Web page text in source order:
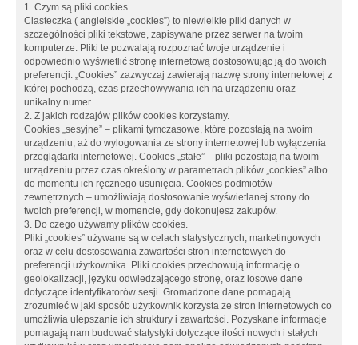
1. Czym są pliki cookies.
Ciasteczka ( angielskie „cookies”) to niewielkie pliki danych w
szczególności pliki tekstowe, zapisywane przez serwer na twoim
komputerze. Pliki te pozwalają rozpoznać twoje urządzenie i
odpowiednio wyświetlić stronę internetową dostosowując ją do twoich
preferencji. „Cookies” zazwyczaj zawierają nazwę strony internetowej z
której pochodzą, czas przechowywania ich na urządzeniu oraz
unikalny numer.
2. Z jakich rodzajów plików cookies korzystamy.
Cookies „sesyjne” – plikami tymczasowe, które pozostają na twoim
urządzeniu, aż do wylogowania ze strony internetowej lub wyłączenia
przeglądarki internetowej. Cookies „stałe” – pliki pozostają na twoim
urządzeniu przez czas określony w parametrach plików „cookies” albo
do momentu ich ręcznego usunięcia. Cookies podmiotów
zewnętrznych – umożliwiają dostosowanie wyświetlanej strony do
twoich preferencji, w momencie, gdy dokonujesz zakupów.
3. Do czego używamy plików cookies.
Pliki „cookies” używane są w celach statystycznych, marketingowych
oraz w celu dostosowania zawartości stron internetowych do
preferencji użytkownika. Pliki cookies przechowują informację o
geolokalizacji, języku odwiedzającego stronę, oraz losowe dane
dotyczące identyfikatorów sesji. Gromadzone dane pomagają
zrozumieć w jaki sposób użytkownik korzysta ze stron internetowych co
umożliwia ulepszanie ich struktury i zawartości. Pozyskane informacje
pomagają nam budować statystyki dotyczące ilości nowych i stałych